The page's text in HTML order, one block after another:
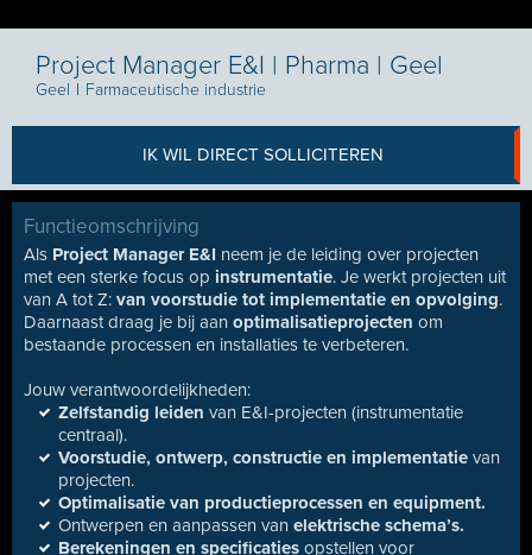
Project Manager E&I | Pharma | Geel
Geel I Farmaceutische industrie
IK WIL DIRECT SOLLICITEREN
Functieomschrijving
Als Project Manager E&I neem je de leiding over projecten
met een sterke focus op instrumentatie. Je werkt projecten uit
van A tot Z: van voorstudie tot implementatie en opvolging.
Daarnaast draag je bij aan optimalisatieprojecten om
bestaande processen en installaties te verbeteren.
Jouw verantwoordelijkheden:
Zelfstandig leiden van E&I-projecten (instrumentatie
centraal).
Voorstudie, ontwerp, constructie en implementatie van
projecten.
Optimalisatie van productieprocessen en equipment.
Ontwerpen en aanpassen van elektrische schema’s.
Berekeningen en specificaties opstellen voor